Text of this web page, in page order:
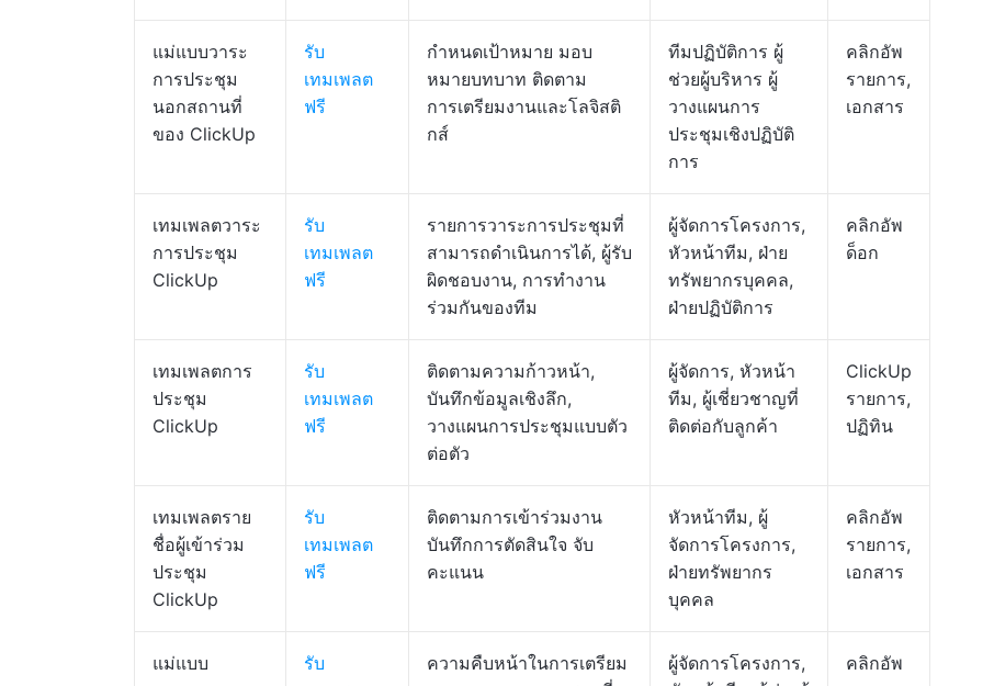
แม่แบบวาระ
การประชุม
นอกสถานที่
ของ ClickUp
รับ
เทมเพลต
ฟรี
กำหนดเป้าหมาย มอบ
หมายบทบาท ติดตาม
การเตรียมงานและโลจิสติ
กส์
ทีมปฏิบัติการ ผู้
ช่วยผู้บริหาร ผู้
วางแผนการ
ประชุมเชิงปฏิบัติ
การ
คลิกอัพ
รายการ,
เอกสาร
เทมเพลตวาระ
การประชุม
ClickUp
รับ
เทมเพลต
ฟรี
รายการวาระการประชุมที่
สามารถดำเนินการได้, ผู้รับ
ผิดชอบงาน, การทำงาน
ร่วมกันของทีม
ผู้จัดการโครงการ,
หัวหน้าทีม, ฝ่าย
ทรัพยากรบุคคล,
ฝ่ายปฏิบัติการ
คลิกอัพ
ด็อก
เทมเพลตการ
ประชุม
ClickUp
รับ
เทมเพลต
ฟรี
ติดตามความก้าวหน้า,
บันทึกข้อมูลเชิงลึก,
วางแผนการประชุมแบบตัว
ต่อตัว
ผู้จัดการ, หัวหน้า
ทีม, ผู้เชี่ยวชาญที่
ติดต่อกับลูกค้า
ClickUp
รายการ,
ปฏิทิน
เทมเพลตราย
ชื่อผู้เข้าร่วม
ประชุม
ClickUp
รับ
เทมเพลต
ฟรี
ติดตามการเข้าร่วมงาน
บันทึกการตัดสินใจ จับ
คะแนน
หัวหน้าทีม, ผู้
จัดการโครงการ,
ฝ่ายทรัพยากร
บุคคล
คลิกอัพ
รายการ,
เอกสาร
แม่แบบ
รับ
ความคืบหน้าในการเตรียม
ผู้จัดการโครงการ,
คลิกอัพ